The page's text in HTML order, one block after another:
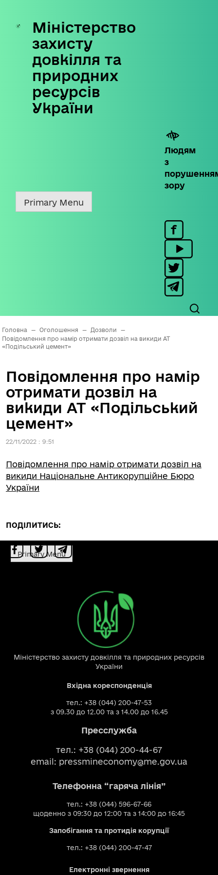
Skip
content
Міністерство
захисту
довкілля та
природних
ресурсів
України
Людям
з
зору
Primary Menu
Головна — Оголошення — Дозволи
—
Повідомлення про намір отримати дозвіл на викиди АТ
«Подільський цемент»
Повідомлення про намір
отримати дозвіл на
викиди АТ «Подільський
цемент»
22/11/2022 : 9:51
Повідомлення про намір отримати дозвіл на
викиди Національне Антикорупційне Бюро
України
ПОДІЛИТИСЬ:
Primary Menu
Міністерство захисту довкілля та природних ресурсів
України
Вхідна кореспонденція
тел.: +38 (044) 200-47-53
з 09.30 до 12.00 та з 14.00 до 16.45
Пресслужба
тел.: +38 (044) 200-44-67
email: pressmineconomy@me.gov.ua
Телефонна “гаряча лінія”
тел.: +38 (044) 596-67-66
щоденно з 09:30 до 12:00 та з 14:00 до 16:45
Запобігання та протидія корупції
тел.: +38 (044) 200-47-47
Електронні звернення